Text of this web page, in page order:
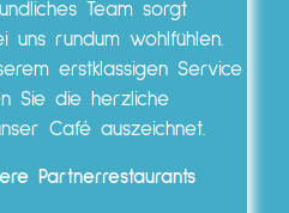
Team sorgt
uns rundum wohlfühlen.
erstklassigen Service
Sie die herzliche
Café auszeichnet.
Partnerrestaurants